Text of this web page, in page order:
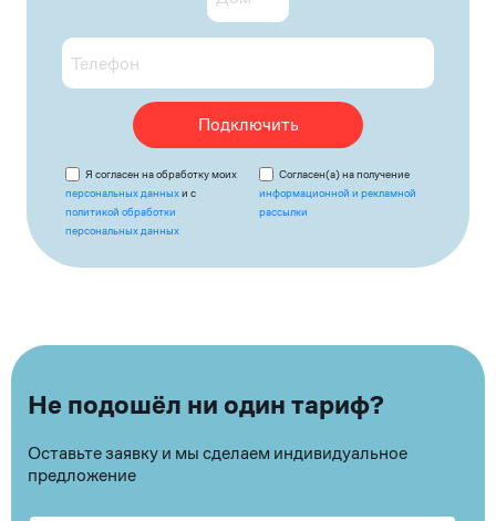
Подключить
Я согласен на обработку моих
персональных данныхи с
политикой обработки
персональных данных
Согласен(а) на получение
информационной и рекламной
рассылки
Не подошёл ни один тариф?
Оставьте заявку и мы сделаем индивидуальное
предложение